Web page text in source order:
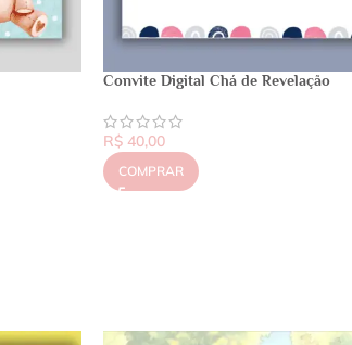
Convite Digital Chá de Revelação
R$ 40,00
COMPRAR